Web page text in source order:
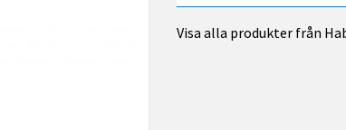
Visa alla produkter från